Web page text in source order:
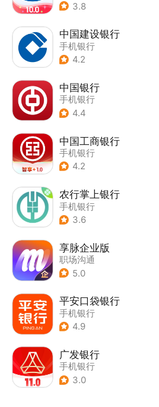
3.8
中国建设银行
手机银行
4.2
中国银行
手机银行
4.4
中国工商银行
手机银行
4.2
农行掌上银行
手机银行
3.6
享脉企业版
职场沟通
5.0
平安口袋银行
手机银行
4.9
广发银行
手机银行
3.0